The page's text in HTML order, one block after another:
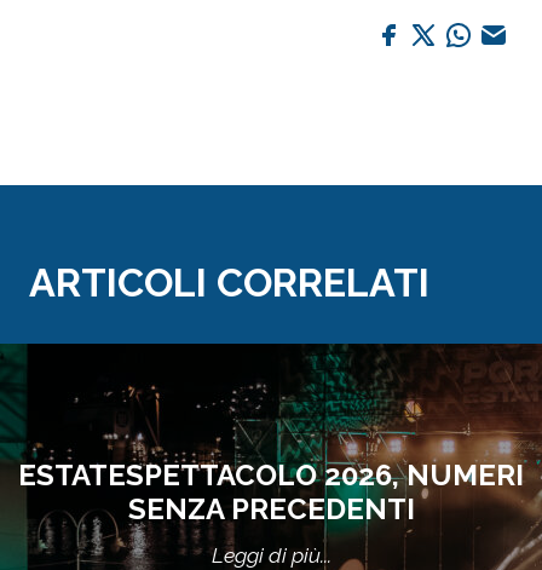
ARTICOLI CORRELATI
ESTATESPETTACOLO 2026, NUMERI
SENZA PRECEDENTI
Leggi di più...